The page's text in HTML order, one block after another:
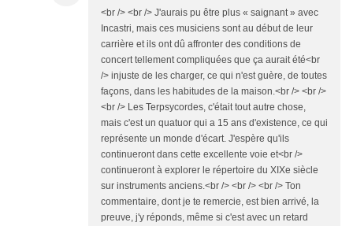
<br /> <br /> J'aurais pu être plus « saignant » avec
Incastri, mais ces musiciens sont au début de leur
carrière et ils ont dû affronter des conditions de
concert tellement compliquées que ça aurait été<br
/> injuste de les charger, ce qui n'est guère, de toutes
façons, dans les habitudes de la maison.<br /> <br />
<br /> Les Terpsycordes, c'était tout autre chose,
mais c'est un quatuor qui a 15 ans d'existence, ce qui
représente un monde d'écart. J'espère qu'ils
continueront dans cette excellente voie et<br />
continueront à explorer le répertoire du XIXe siècle
sur instruments anciens.<br /> <br /> <br /> Ton
commentaire, dont je te remercie, est bien arrivé, la
preuve, j'y réponds, même si c'est avec un retard